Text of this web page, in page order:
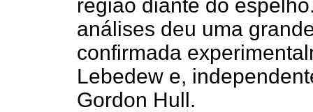
região diante do
análises deu uma
confirmada
Lebedew e,
Gordon Hull.